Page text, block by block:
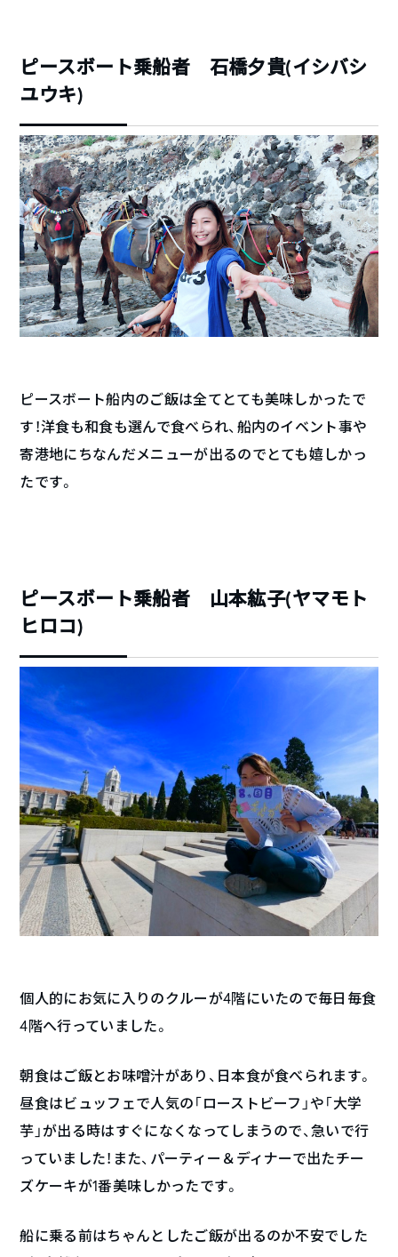
ピースボート乗船者 石橋夕貴(イシバシ
ユウキ)
ピースボート船内のご飯は全てとても美味しかったで
す！洋食も和食も選んで食べられ、船内のイベント事や
寄港地にちなんだメニューが出るのでとても嬉しかっ
たです。
ピースボート乗船者 山本紘子(ヤマモト
ヒロコ)
個人的にお気に入りのクルーが4階にいたので毎日毎食
4階へ行っていました。
朝食はご飯とお味噌汁があり、日本食が食べられます。
昼食はビュッフェで人気の「ローストビーフ」や「大学
芋」が出る時はすぐになくなってしまうので、急いで行
っていました！また、パーティー＆ディナーで出たチー
ズケーキが1番美味しかったです。
船に乗る前はちゃんとしたご飯が出るのか不安でした